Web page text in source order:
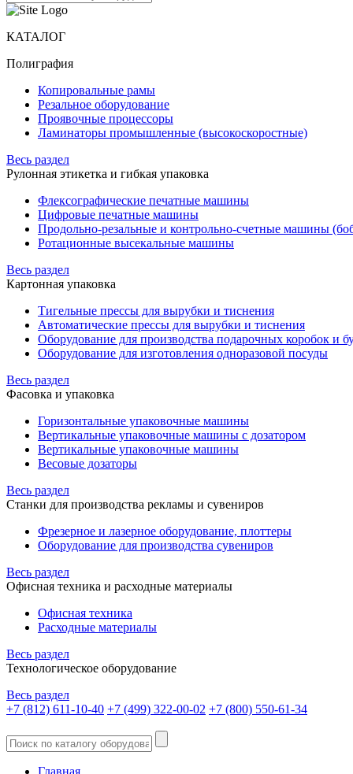
КАТАЛОГ
Полиграфия
Копировальные рамы
Резальное оборудование
Проявочные процессоры
Ламинаторы промышленные (высокоскоростные)
Весь раздел
Рулонная этикетка и гибкая упаковка
Флексографические печатные машины
Цифровые печатные машины
Продольно-резальные и контрольно-счетные машины
Ротационные высекальные машины
Весь раздел
Картонная упаковка
Тигельные прессы для вырубки и тиснения
Автоматические прессы для вырубки и тиснения
Оборудование для производства подарочных коробок и
Оборудование для изготовления одноразовой посуды
Весь раздел
Фасовка и упаковка
Горизонтальные упаковочные машины
Вертикальные упаковочные машины с дозатором
Вертикальные упаковочные машины
Весовые дозаторы
Весь раздел
Станки для производства рекламы и сувениров
Фрезерное и лазерное оборудование, плоттеры
Оборудование для производства сувениров
Весь раздел
Офисная техника и расходные материалы
Офисная техника
Расходные материалы
Весь раздел
Технологическое оборудование
Весь раздел
+7 (812) 611-10-40 +7 (499) 322-00-02 +7 (800) 550-61-34
Главная